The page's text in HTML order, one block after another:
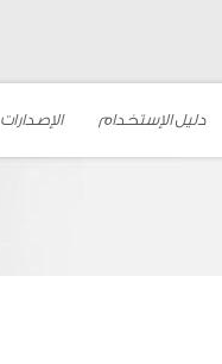
دليل الإستخدام الإصدارات